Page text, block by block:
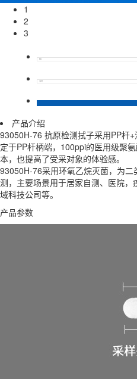
1
2
3
产品介绍
93050H-76 抗原检测拭子采用PP杆
定于PP杆柄端，100ppi的医用级聚
本，也提高了受采对象的体验感。
93050H-76采用环氧乙烷灭菌，为
测，主要场景用于居家自测、医院
域科技公司等。
产品参数